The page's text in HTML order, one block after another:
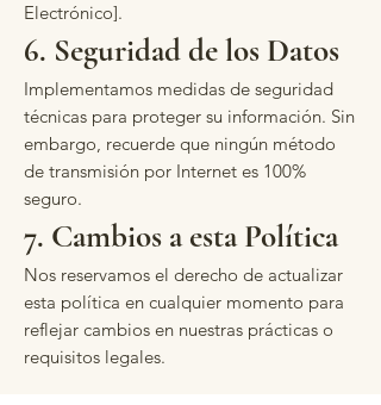
Electrónico].
6. Seguridad de los Datos
Implementamos medidas de seguridad
técnicas para proteger su información. Sin
embargo, recuerde que ningún método
de transmisión por Internet es 100%
seguro.
7. Cambios a esta Política
Nos reservamos el derecho de actualizar
esta política en cualquier momento para
reflejar cambios en nuestras prácticas o
requisitos legales.